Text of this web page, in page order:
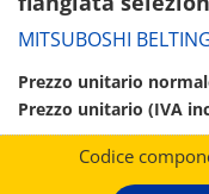
acciaio / brunito,
S8M0300 (S1-
MITSUBOSHI
Prezzo unitario
Prezzo unitario (IVA
Codice